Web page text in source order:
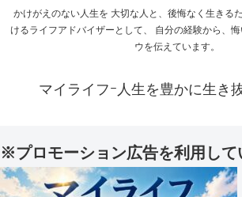
かけがえのない人生を 大切な人と、後悔なく生きる
けるライフアドバイザーとして、 自分の経験から、
ウを伝えています。
マイライフｰ人生を豊かに生き
※プロモーション広告を利用して